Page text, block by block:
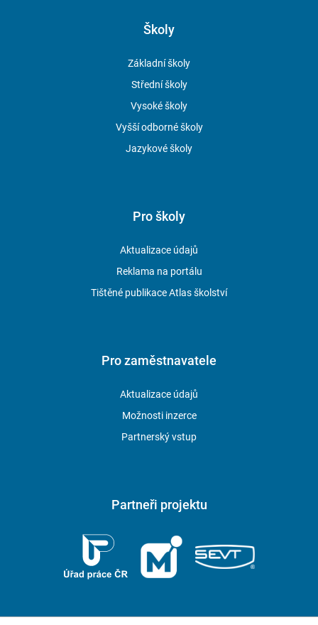
Školy
Základní školy
Střední školy
Vysoké školy
Vyšší odborné školy
Jazykové školy
Pro školy
Aktualizace údajů
Reklama na portálu
Tištěné publikace Atlas školství
Pro zaměstnavatele
Aktualizace údajů
Možnosti inzerce
Partnerský vstup
Partneři projektu